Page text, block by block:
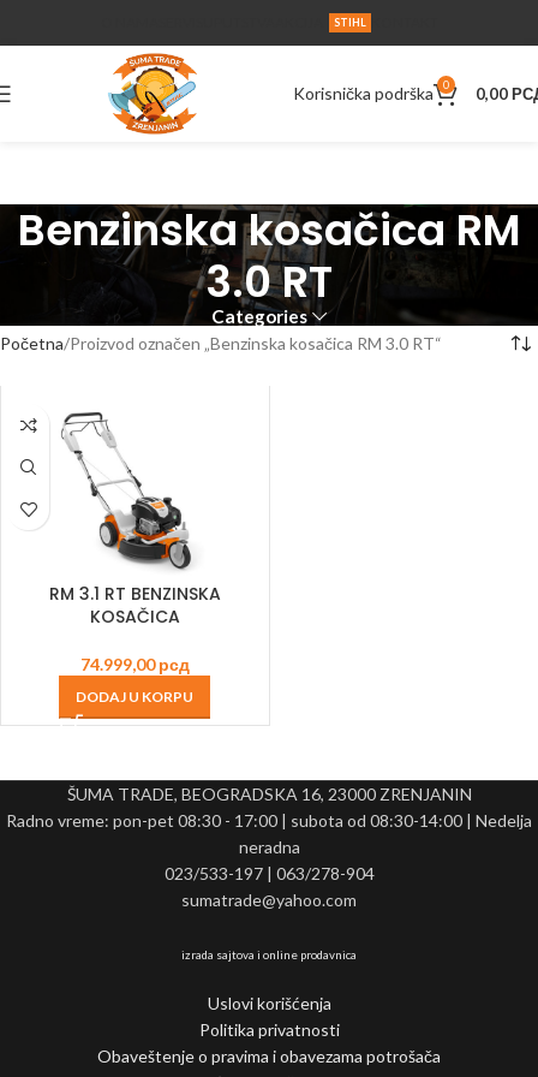
STIHL
Korisnička podrška 0 0,00
Benzinska kosačica RM
3.0 RT
Categories
Početna Proizvod označen „Benzinska kosačica RM 3.0 RT“
RM 3.1 RT BENZINSKA
KOSAČICA
74.999,00рсд
DODAJ U KORPU
ŠUMA TRADE, BEOGRADSKA 16, 23000 ZRENJANIN
Radno vreme: pon-pet 08:30 - 17:00 | subota od 08:30-14:00 | Nedelja
neradna
023/533-197 | 063/278-904
sumatrade@yahoo.com
izrada sajtova i online prodavnica
Uslovi korišćenja
Politika privatnosti
Obaveštenje o pravima i obavezama potrošača